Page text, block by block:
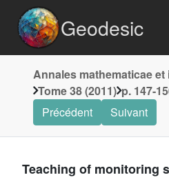
Geodesic
Annales mathematicae
Tome 38 (2011) p. 147-
Précédent
Suivant
Teaching of monitoring